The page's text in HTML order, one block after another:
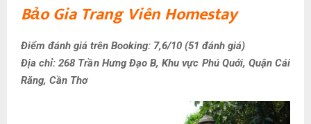
Bảo Gia Trang Viên Homestay
Điểm đánh giá trên Booking: 7,6/10 (51 đánh giá)
Địa chỉ: 268 Trần Hưng Đạo B, Khu vực Phú Quới, Quận Cái
Răng, Cần Thơ